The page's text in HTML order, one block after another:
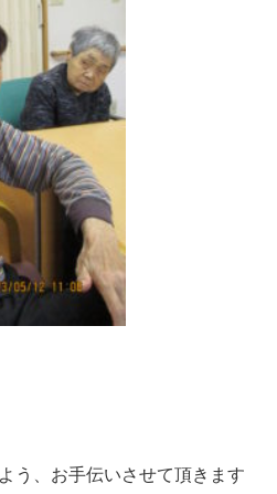
う、お手伝いさせて頂きます